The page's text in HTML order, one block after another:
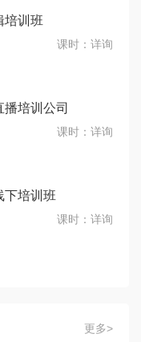
培训班
课时： 详询
播培训公司
课时： 详询
下培训班
课时： 详询
更多>